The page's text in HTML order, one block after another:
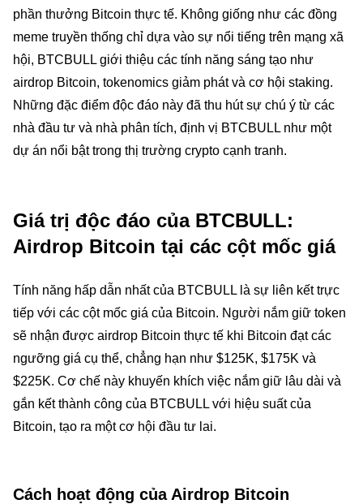
phần thưởng Bitcoin thực tế. Không giống như các đồng
meme truyền thống chỉ dựa vào sự nổi tiếng trên mạng xã
hội, BTCBULL giới thiệu các tính năng sáng tạo như
airdrop Bitcoin, tokenomics giảm phát và cơ hội staking.
Những đặc điểm độc đáo này đã thu hút sự chú ý từ các
nhà đầu tư và nhà phân tích, định vị BTCBULL như một
dự án nổi bật trong thị trường crypto cạnh tranh.
Giá trị độc đáo của BTCBULL:
Airdrop Bitcoin tại các cột mốc giá
Tính năng hấp dẫn nhất của BTCBULL là sự liên kết trực
tiếp với các cột mốc giá của Bitcoin. Người nắm giữ token
sẽ nhận được airdrop Bitcoin thực tế khi Bitcoin đạt các
ngưỡng giá cụ thể, chẳng hạn như $125K, $175K và
$225K. Cơ chế này khuyến khích việc nắm giữ lâu dài và
gắn kết thành công của BTCBULL với hiệu suất của
Bitcoin, tạo ra một cơ hội đầu tư lai.
Cách hoạt động của Airdrop Bitcoin